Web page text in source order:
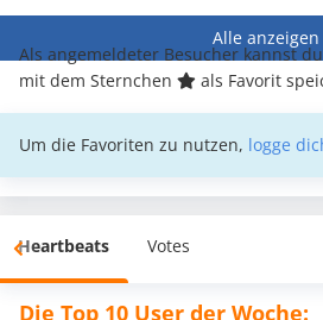
Alle anzeigen
Als angemeldeter Besucher kannst
mit dem Sternchen
als Favorit
Um die Favoriten zu nutzen, logge
Heartbeats Votes
Die Top 10 User der Woche: